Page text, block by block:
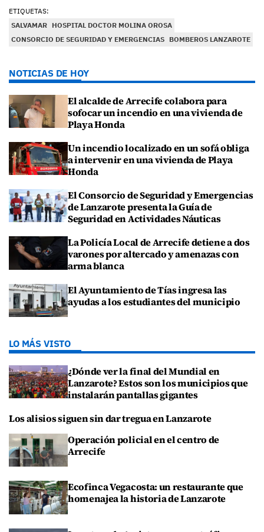
ETIQUETAS:
SALVAMAR HOSPITAL DOCTOR MOLINA OROSA
CONSORCIO DE SEGURIDAD Y EMERGENCIAS BOMBEROS LANZAROTE
NOTICIAS DE HOY
El alcalde de Arrecife colabora para
sofocar un incendio en una vivienda de
Playa Honda
Un incendio localizado en un sofá obliga
a intervenir en una vivienda de Playa
Honda
El Consorcio de Seguridad y Emergencias
de Lanzarote presenta la Guía de
Seguridad en Actividades Náuticas
La Policía Local de Arrecife detiene a dos
varones por altercado y amenazas con
arma blanca
El Ayuntamiento de Tías ingresa las
ayudas a los estudiantes del municipio
LO MÁS VISTO
¿Dónde ver la final del Mundial en
Lanzarote? Estos son los municipios que
instalarán pantallas gigantes
Los alisios siguen sin dar tregua en Lanzarote
Operación policial en el centro de
Arrecife
Ecofinca Vegacosta: un restaurante que
homenajea la historia de Lanzarote